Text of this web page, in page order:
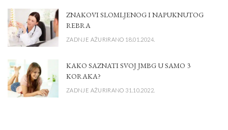
ZNAKOVI SLOMLJENOG I NAPUKNUTOG
REBRA
ZADNJE AŽURIRANO 18.01.2024.
KAKO SAZNATI SVOJ JMBG U SAMO 3
KORAKA?
ZADNJE AŽURIRANO 31.10.2022.